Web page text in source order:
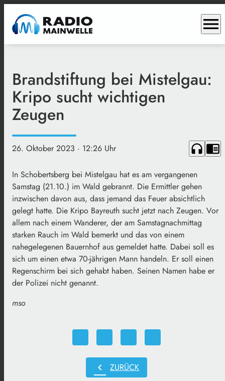
menu
Brandstiftung bei Mistelgau:
Kripo sucht wichtigen
Zeugen
26. Oktober 2023 · 12:26 Uhr headphones chrome_reader_mode
In Schobertsberg bei Mistelgau hat es am vergangenen
Samstag (21.10.) im Wald gebrannt. Die Ermittler gehen
inzwischen davon aus, dass jemand das Feuer absichtlich
gelegt hatte. Die Kripo Bayreuth sucht jetzt nach Zeugen. Vor
allem nach einem Wanderer, der am Samstagnachmittag
starken Rauch im Wald bemerkt und das von einem
nahegelegenen Bauernhof aus gemeldet hatte. Dabei soll es
sich um einen etwa 70-jährigen Mann handeln. Er soll einen
Regenschirm bei sich gehabt haben. Seinen Namen habe er
der Polizei nicht genannt.
mso
chevron_left ZURÜCK